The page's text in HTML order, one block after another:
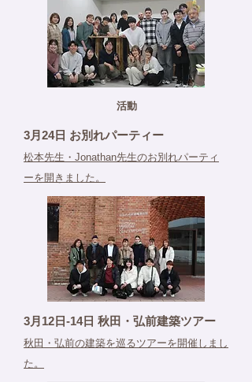
活動
3月24日 お別れパーティー
松本先生・Jonathan先生のお別れパーティ
ーを開きました。
3月12日-14日 秋田・弘前建築ツアー
秋田・弘前の建築を巡るツアーを開催しまし
た。